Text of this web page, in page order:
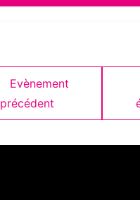
Evènement
précédent